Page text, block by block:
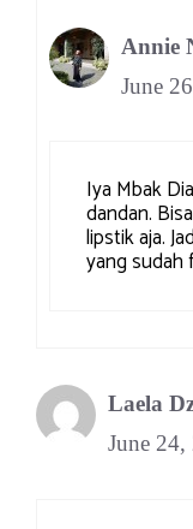
Annie
June
Iya Mbak
dandan.
lipstik aja.
yang sudah
Laela
June